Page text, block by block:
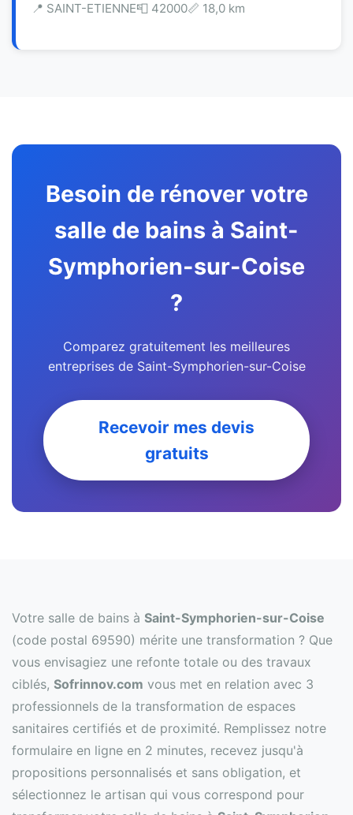
📍 SAINT-ETIENNE📮 42000📏 18,0 km
Besoin de rénover votre
salle de bains à Saint-
Symphorien-sur-Coise
?
Comparez gratuitement les meilleures
entreprises de Saint-Symphorien-sur-Coise
Recevoir mes devis
gratuits
Votre salle de bains à Saint-Symphorien-sur-Coise
(code postal 69590) mérite une transformation ? Que
vous envisagiez une refonte totale ou des travaux
ciblés, Sofrinnov.com vous met en relation avec 3
professionnels de la transformation de espaces
sanitaires certifiés et de proximité. Remplissez notre
formulaire en ligne en 2 minutes, recevez jusqu'à
propositions personnalisés et sans obligation, et
sélectionnez le artisan qui vous correspond pour